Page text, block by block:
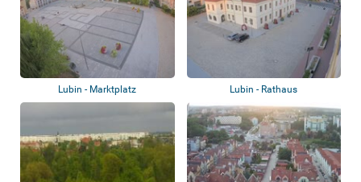
Lubin - Marktplatz Lubin - Rathaus